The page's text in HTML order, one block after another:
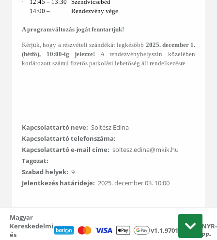
·
12:45 ‒ 13:30
Szendvicsebéd
·
14:00 ‒ Rendezvény vége
A programváltozás jogát fenntartjuk!
Kérjük, hogy a részvételi szándékát legkésőbb 2025. december 1.
(hétfő), 10:00-ig jelezze! A rendezvényhelyszín közelében
korlátozott számú fizetős parkolási lehetőség áll rendelkezésre.
Kapcsolattartó neve: Soltész Edina
Kapcsolattartó telefonszáma:
Kapcsolattartó e-mail címe: soltesz.edina@mkik.hu
Tagozat:
Szabad helyek: 9
Jelentkezés határideje: 2025. december 03. 10:00
Magyar
Kereskedelmi
és
v1.1.9701.24087
L-
KNYR-
APP-